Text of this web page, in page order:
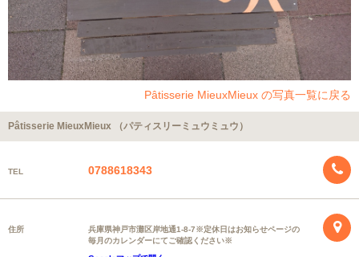
Pâtisserie MieuxMieux の写真一覧に戻る
Pâtisserie MieuxMieux （パティスリーミュウミュウ）
TEL 0788618343
住所
兵庫県神戸市灘区岸地通1-8-7※定休日はお知らせページの
毎月のカレンダーにてご確認ください※